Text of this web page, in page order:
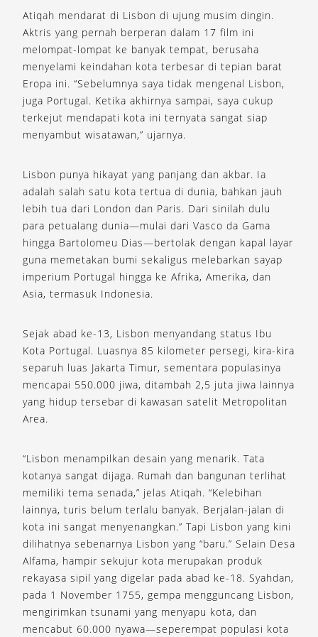
Atiqah mendarat di Lisbon di ujung musim dingin.
Aktris yang pernah berperan dalam 17 film ini
melompat-lompat ke banyak tempat, berusaha
menyelami keindahan kota terbesar di tepian barat
Eropa ini. “Sebelumnya saya tidak mengenal Lisbon,
juga Portugal. Ketika akhirnya sampai, saya cukup
terkejut mendapati kota ini ternyata sangat siap
menyambut wisatawan,” ujarnya.
Lisbon punya hikayat yang panjang dan akbar. Ia
adalah salah satu kota tertua di dunia, bahkan jauh
lebih tua dari London dan Paris. Dari sinilah dulu
para petualang dunia—mulai dari Vasco da Gama
hingga Bartolomeu Dias—bertolak dengan kapal layar
guna memetakan bumi sekaligus melebarkan sayap
imperium Portugal hingga ke Afrika, Amerika, dan
Asia, termasuk Indonesia.
Sejak abad ke-13, Lisbon menyandang status Ibu
Kota Portugal. Luasnya 85 kilometer persegi, kira-kira
separuh luas Jakarta Timur, sementara populasinya
mencapai 550.000 jiwa, ditambah 2,5 juta jiwa lainnya
yang hidup tersebar di kawasan satelit Metropolitan
Area.
“Lisbon menampilkan desain yang menarik. Tata
kotanya sangat dijaga. Rumah dan bangunan terlihat
memiliki tema senada,” jelas Atiqah. “Kelebihan
lainnya, turis belum terlalu banyak. Berjalan-jalan di
kota ini sangat menyenangkan.” Tapi Lisbon yang kini
dilihatnya sebenarnya Lisbon yang “baru.” Selain Desa
Alfama, hampir sekujur kota merupakan produk
rekayasa sipil yang digelar pada abad ke-18. Syahdan,
pada 1 November 1755, gempa mengguncang Lisbon,
mengirimkan tsunami yang menyapu kota, dan
mencabut 60.000 nyawa—seperempat populasi kota